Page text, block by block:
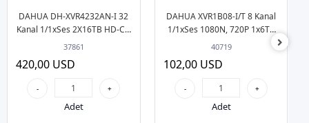
DAHUA DH-XVR4232AN-I 32
Kanal 1/1xSes 2X16TB HD-Cvi
Kayıt Cihazı
37861
420,00 USD
- +
Adet
DAHUA XVR1B08-I/T 8 Kanal
1/1xSes 1080N, 720P 1x6TB
HD-Cvi Kayıt Cihazı
40719
102,00 USD
- +
Adet